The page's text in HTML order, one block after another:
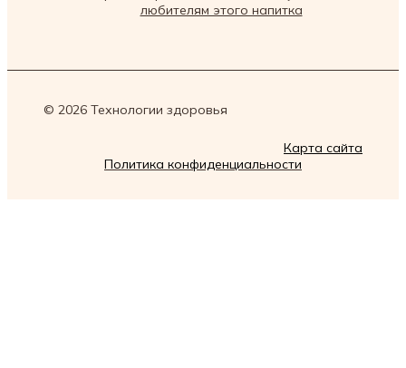
любителям этого напитка
© 2026 Технологии здоровья
Карта сайта
Политика конфиденциальности